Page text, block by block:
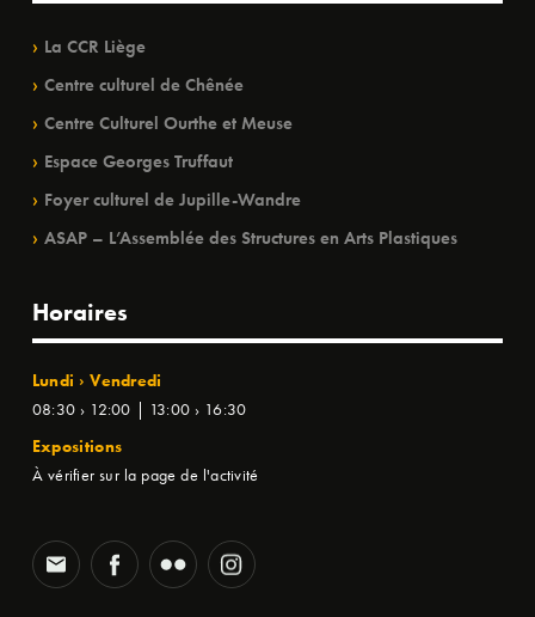
La CCR Liège
Centre culturel de Chênée
Centre Culturel Ourthe et Meuse
Espace Georges Truffaut
Foyer culturel de Jupille-Wandre
ASAP – L’Assemblée des Structures en Arts Plastiques
Horaires
Lundi › Vendredi
08:30 › 12:00 | 13:00 › 16:30
Expositions
À vérifier sur la page de l'activité